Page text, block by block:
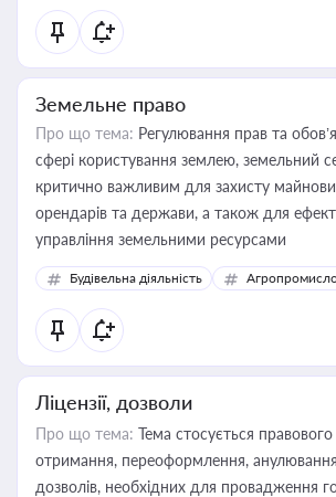
Земельне право
Про що тема: Регулювання прав та
сфері користування землею, земельний
критично важливим для захисту
орендарів та держави, а також для
управління земельними ресурсами
Будівельна діяльність
Ліцензії, дозволи
Про що тема: Тема стосується
отримання, переоформлення, анулювання
дозволів, необхідних для провадження